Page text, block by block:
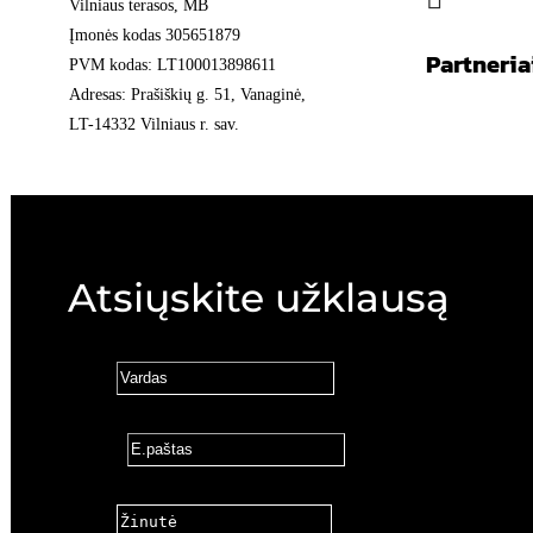
Vilniaus terasos, MB
Įmonės kodas 305651879
PVM kodas: LT100013898611
Adresas: Prašiškių g. 51, Vanaginė,
LT-14332 Vilniaus r. sav.
Atsiųskite užklausą